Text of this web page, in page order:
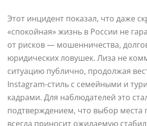
Этот инцидент показал, что даже
«спокойная» жизнь в России не
от рисков — мошенничества,
юридических ловушек. Лиза не
ситуацию публично, продолжая
Instagram-стиль с семейными и
кадрами. Для наблюдателей это
подтверждением, что выбор места
всегда приносит ожидаемую